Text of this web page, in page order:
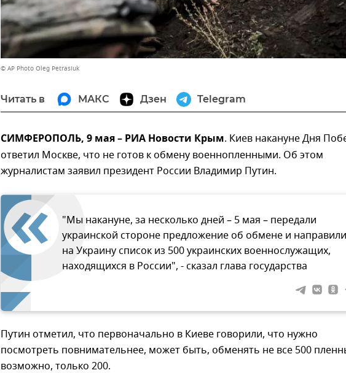
© AP Photo Oleg Petrasiuk
Читать в МАКС Дзен Telegram
СИМФЕРОПОЛЬ, 9 мая – РИА Новости Крым. Киев накануне Дня
ответил Москве, что не готов к обмену военнопленными. Об этом
журналистам заявил президент России Владимир Путин.
"Мы накануне, за несколько дней – 5 мая – передали
украинской стороне предложение об обмене и направили
на Украину список из 500 украинских военнослужащих,
находящихся в России", - сказал глава государства
Путин отметил, что первоначально в Киеве говорили, что нужно
посмотреть повнимательнее, может быть, обменять не все 500
возможно, только 200.